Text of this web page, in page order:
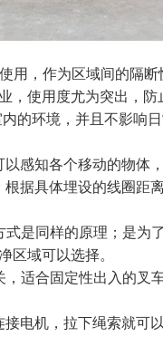
用，作为区域间的隔
使用度尤为突出，防
的环境，并且不影响
感知各个移动的物体
据具体埋设的线圈距
是同样的原理；是为
区域可以选择。
适合固定性出入的叉
电机，拉下绳索就可以